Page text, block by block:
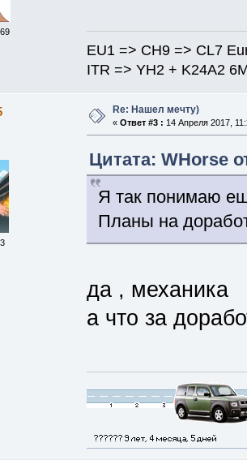
EU1 => CH9 => CL7
ITR => YH2 + K24A2
Re: Нашел мечту)
«Ответ #3 : 14 Апреля 2017,
Цитата: WHorse
Я так понимаю
Планы на
да , механика
а что за